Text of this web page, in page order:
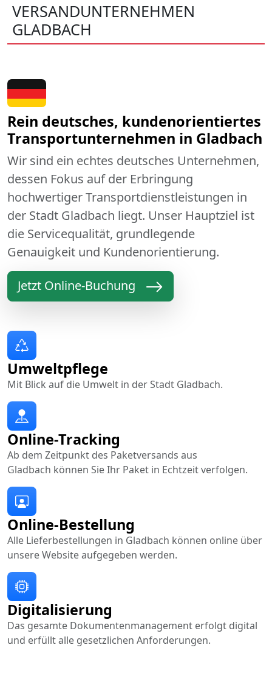
VERSANDUNTERNEHMEN
GLADBACH
Rein deutsches, kundenorientiertes
Transportunternehmen in Gladbach
Wir sind ein echtes deutsches Unternehmen,
dessen Fokus auf der Erbringung
hochwertiger Transportdienstleistungen in
der Stadt Gladbach liegt. Unser Hauptziel ist
die Servicequalität, grundlegende
Genauigkeit und Kundenorientierung.
Jetzt Online-Buchung
Online-Bestellung
Alle Lieferbestellungen in Gladbach können online über
unsere Website aufgegeben werden.
Online-Tracking
Ab dem Zeitpunkt des Paketversands aus
Gladbach können Sie Ihr Paket in Echtzeit verfolgen.
Digitalisierung
Das gesamte Dokumentenmanagement erfolgt digital
und erfüllt alle gesetzlichen Anforderungen.
Umweltpflege
Mit Blick auf die Umwelt in der Stadt Gladbach.